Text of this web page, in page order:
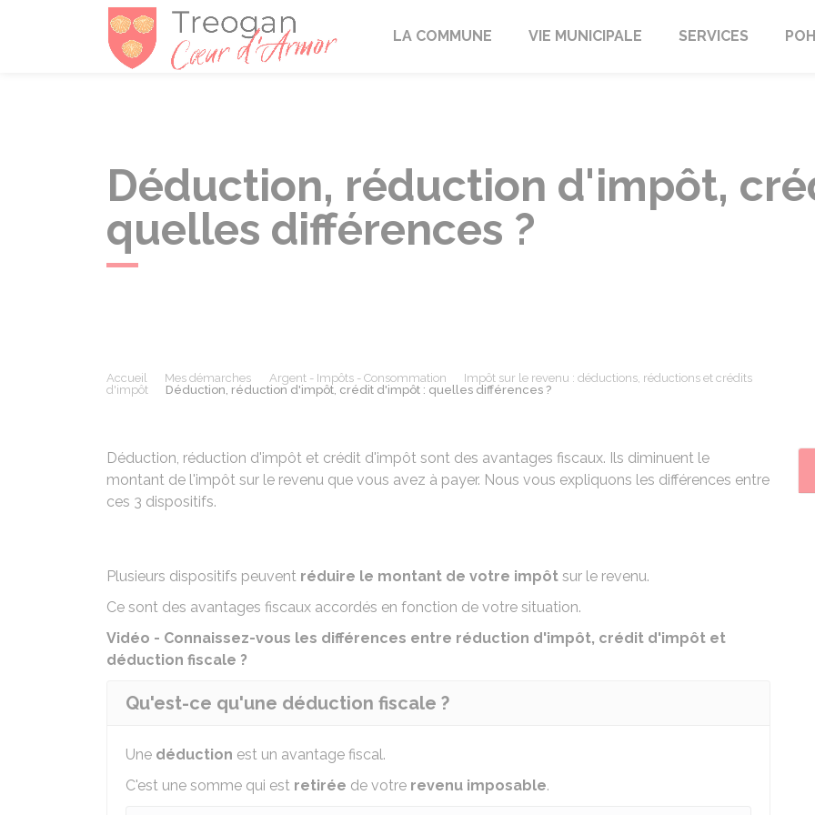
TréoganLA COMMUNE VIE MUNICIPALE SERVICES
Déduction, réduction d'impôt,
quelles différences ?
Accueil Mes démarches Argent - Impôts - Consommation
Impôt sur le revenu : déductions, réductions et crédits
d'impôt
Déduction, réduction d'impôt, crédit d'impôt : quelles différences ?
Déduction, réduction d'impôt et crédit d'impôt sont des avantages fiscaux. Ils diminuent le
montant de l'impôt sur le revenu que vous avez à payer. Nous vous expliquons les différences entre
ces 3 dispositifs.
Plusieurs dispositifs peuvent réduire le montant de votre impôt sur le revenu.
Ce sont des avantages fiscaux accordés en fonction de votre situation.
Vidéo - Connaissez-vous les différences entre réduction d'impôt, crédit d'impôt et
déduction fiscale ?
Qu'est-ce qu'une déduction fiscale ?
Une déduction est un avantage fiscal.
C'est une somme qui est retirée de votre revenu imposable.